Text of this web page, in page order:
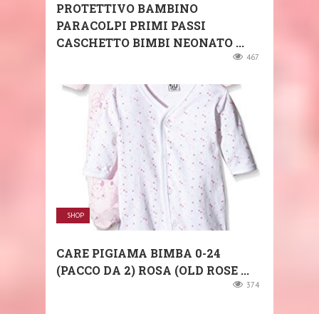
PROTETTIVO BAMBINO
PARACOLPI PRIMI PASSI
CASCHETTO BIMBI NEONATO ...
467
SHOP
CARE PIGIAMA BIMBA 0-24
(PACCO DA 2) ROSA (OLD ROSE ...
374